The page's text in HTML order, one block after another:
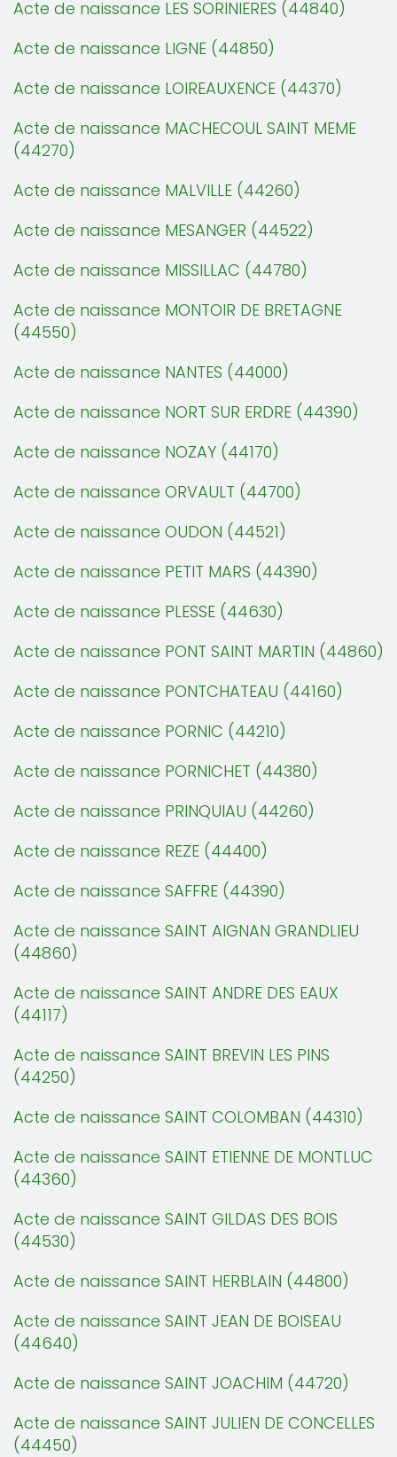
Acte de naissance LES SORINIERES (44840)
Acte de naissance LIGNE (44850)
Acte de naissance LOIREAUXENCE (44370)
Acte de naissance MACHECOUL SAINT MEME
(44270)
Acte de naissance MALVILLE (44260)
Acte de naissance MESANGER (44522)
Acte de naissance MISSILLAC (44780)
Acte de naissance MONTOIR DE BRETAGNE
(44550)
Acte de naissance NANTES (44000)
Acte de naissance NORT SUR ERDRE (44390)
Acte de naissance NOZAY (44170)
Acte de naissance ORVAULT (44700)
Acte de naissance OUDON (44521)
Acte de naissance PETIT MARS (44390)
Acte de naissance PLESSE (44630)
Acte de naissance PONT SAINT MARTIN (44860)
Acte de naissance PONTCHATEAU (44160)
Acte de naissance PORNIC (44210)
Acte de naissance PORNICHET (44380)
Acte de naissance PRINQUIAU (44260)
Acte de naissance REZE (44400)
Acte de naissance SAFFRE (44390)
Acte de naissance SAINT AIGNAN GRANDLIEU
(44860)
Acte de naissance SAINT ANDRE DES EAUX
(44117)
Acte de naissance SAINT BREVIN LES PINS
(44250)
Acte de naissance SAINT COLOMBAN (44310)
Acte de naissance SAINT ETIENNE DE MONTLUC
(44360)
Acte de naissance SAINT GILDAS DES BOIS
(44530)
Acte de naissance SAINT HERBLAIN (44800)
Acte de naissance SAINT JEAN DE BOISEAU
(44640)
Acte de naissance SAINT JOACHIM (44720)
Acte de naissance SAINT JULIEN DE CONCELLES
(44450)